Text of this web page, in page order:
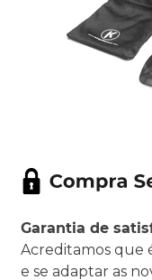
Garantia de
Acreditamos que
e se adaptar as